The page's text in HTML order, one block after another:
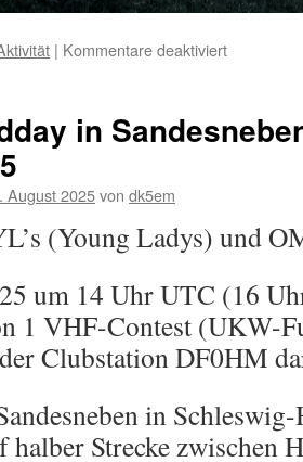
| Kommentare deaktiviertfür
Contest
in
August 2025von dk5em
(Young Ladys) und
um 14 Uhr UTC (16
1 VHF-Contest (UKW-
Clubstation DF0HM
in
halber Strecke zwischen